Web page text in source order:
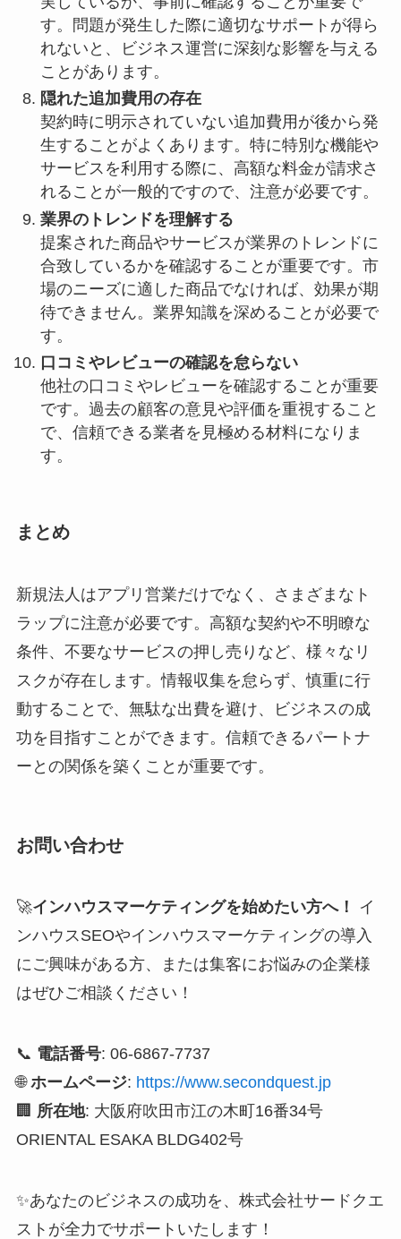
す。問題が発生した際に適切なサポートが得ら
れないと、ビジネス運営に深刻な影響を与える
ことがあります。
隠れた追加費用の存在
契約時に明示されていない追加費用が後から発
生することがよくあります。特に特別な機能や
サービスを利用する際に、高額な料金が請求さ
れることが一般的ですので、注意が必要です。
業界のトレンドを理解する
提案された商品やサービスが業界のトレンドに
合致しているかを確認することが重要です。市
場のニーズに適した商品でなければ、効果が期
待できません。業界知識を深めることが必要で
す。
口コミやレビューの確認を怠らない
他社の口コミやレビューを確認することが重要
です。過去の顧客の意見や評価を重視すること
で、信頼できる業者を見極める材料になりま
す。
まとめ
新規法人はアプリ営業だけでなく、さまざまなト
ラップに注意が必要です。高額な契約や不明瞭な
条件、不要なサービスの押し売りなど、様々なリ
スクが存在します。情報収集を怠らず、慎重に行
動することで、無駄な出費を避け、ビジネスの成
功を目指すことができます。信頼できるパートナ
ーとの関係を築くことが重要です。
お問い合わせ
🚀インハウスマーケティングを始めたい方へ！
イ
ンハウスSEOやインハウスマーケティングの導入
にご興味がある方、または集客にお悩みの企業様
はぜひご相談ください！
📞 電話番号: 06-6867-7737
🌐ホームページ: https://www.secondquest.jp
🏢 所在地: 大阪府吹田市江の木町16番34号
ORIENTAL ESAKA BLDG402号
✨あなたのビジネスの成功を、株式会社サードクエ
ストが全力でサポートいたします！